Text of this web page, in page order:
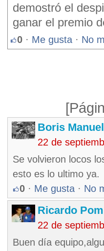
demostró el
ganar el premio
0 · Me gusta · No
Boris
22 de
Se volvieron locos
esto es lo ultimo ya.
0 · Me gusta · No
Ricardo
22 de
Buen día